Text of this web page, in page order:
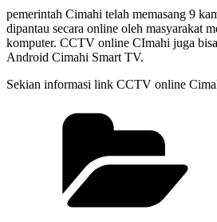
pemerintah Cimahi telah memasang 9
dipantau secara online oleh masyarakat
komputer. CCTV online CImahi juga
Android Cimahi Smart TV.
Sekian informasi link CCTV online